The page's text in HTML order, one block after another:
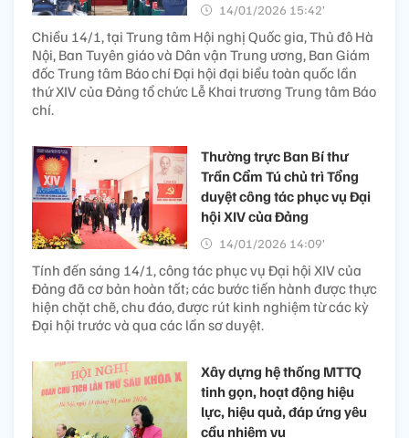
14/01/2026 15:42’
Chiều 14/1, tại Trung tâm Hội nghị Quốc gia, Thủ đô Hà
Nội, Ban Tuyên giáo và Dân vận Trung ương, Ban Giám
đốc Trung tâm Báo chí Đại hội đại biểu toàn quốc lần
thứ XIV của Đảng tổ chức Lễ Khai trương Trung tâm Báo
chí.
Thường trực Ban Bí thư
Trần Cẩm Tú chủ trì Tổng
duyệt công tác phục vụ Đại
hội XIV của Đảng
14/01/2026 14:09’
Tính đến sáng 14/1, công tác phục vụ Đại hội XIV của
Đảng đã cơ bản hoàn tất; các bước tiến hành được thực
hiện chặt chẽ, chu đáo, được rút kinh nghiệm từ các kỳ
Đại hội trước và qua các lần sơ duyệt.
Xây dựng hệ thống MTTQ
tinh gọn, hoạt động hiệu
lực, hiệu quả, đáp ứng yêu
cầu nhiệm vụ